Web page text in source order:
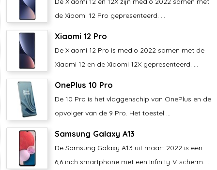
de Xiaomi 12 Pro gepresenteerd. ...
Xiaomi 12 Pro
De Xiaomi 12 Pro is medio 2022 samen met de
Xiaomi 12 en de Xiaomi 12X gepresenteerd. ...
OnePlus 10 Pro
De 10 Pro is het vlaggenschip van OnePlus en de
opvolger van de 9 Pro. Het toestel ...
Samsung Galaxy A13
De Samsung Galaxy A13 uit maart 2022 is een
6,6 inch smartphone met een Infinity-V-scherm. ...